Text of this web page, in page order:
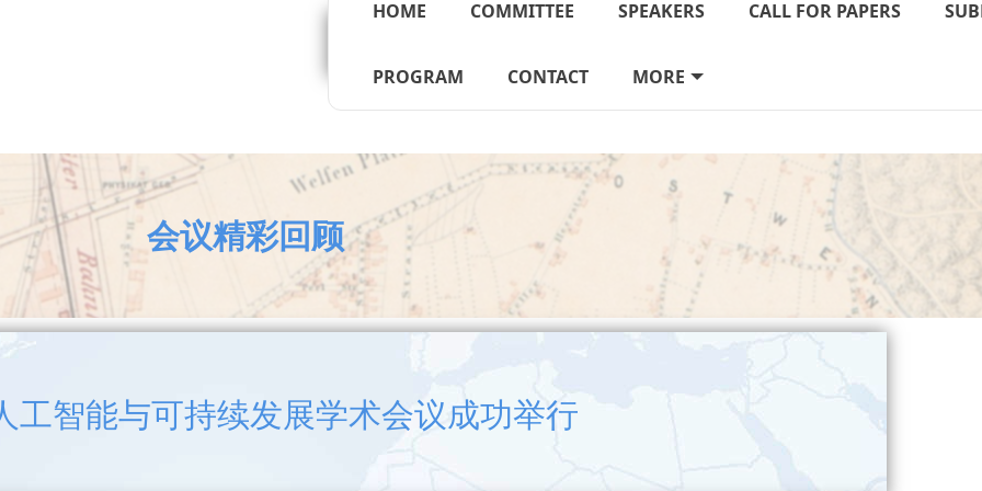
HOME COMMITTEE SPEAKERS CALL FOR PAPERS
PROGRAM CONTACT MORE
会议精彩回顾
工智能与可持续发展学术会议成功举行